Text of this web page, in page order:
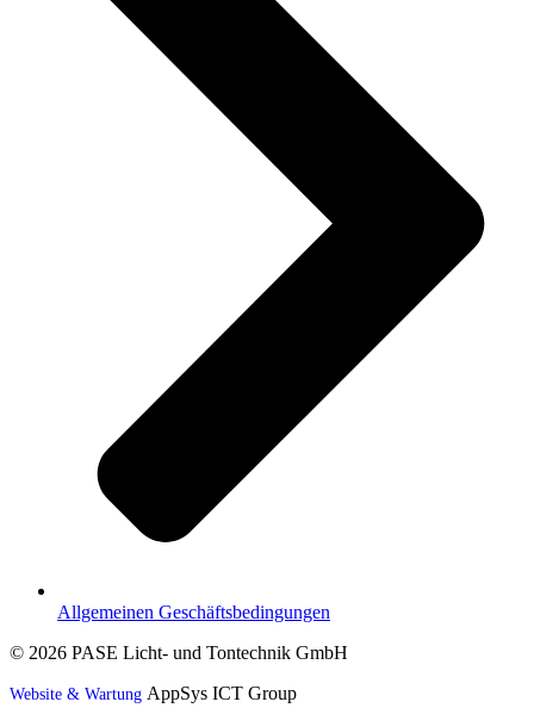
Allgemeinen Geschäftsbedingungen
© 2026 PASE Licht- und Tontechnik GmbH
Website & Wartung AppSys ICT Group